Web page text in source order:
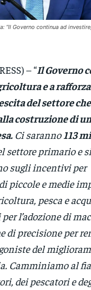
“Il Governo continua ad
– “Il Governo
e a
del settore che
costruzione di
Ci saranno 113
settore primario e si
sugli incentivi per
piccole e medie
pesca e
l’adozione di
di precisione per
del
Camminiamo al
dei pescatori e